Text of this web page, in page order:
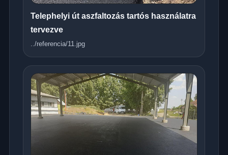
Telephelyi út aszfaltozás tartós használatra
tervezve
../referencia/11.jpg